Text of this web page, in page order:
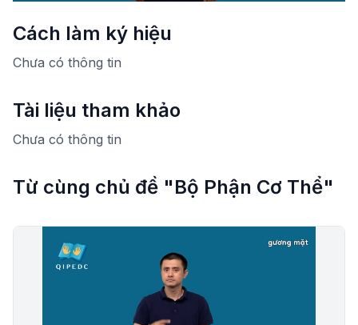
Cách làm ký hiệu
Chưa có thông tin
Tài liệu tham khảo
Chưa có thông tin
Từ cùng chủ đề "Bộ Phận Cơ Thể"